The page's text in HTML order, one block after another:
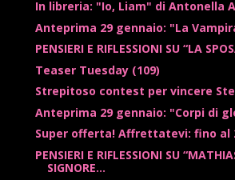
In libreria: "Io, Liam" di Antonella
Anteprima 29 gennaio: "La
PENSIERI E RIFLESSIONI SU “LA
Teaser Tuesday (109)
Strepitoso contest per vincere
Anteprima 29 gennaio: "Corpi di
Super offerta! Affrettatevi: fino al
PENSIERI E RIFLESSIONI SU
SIGNORE...